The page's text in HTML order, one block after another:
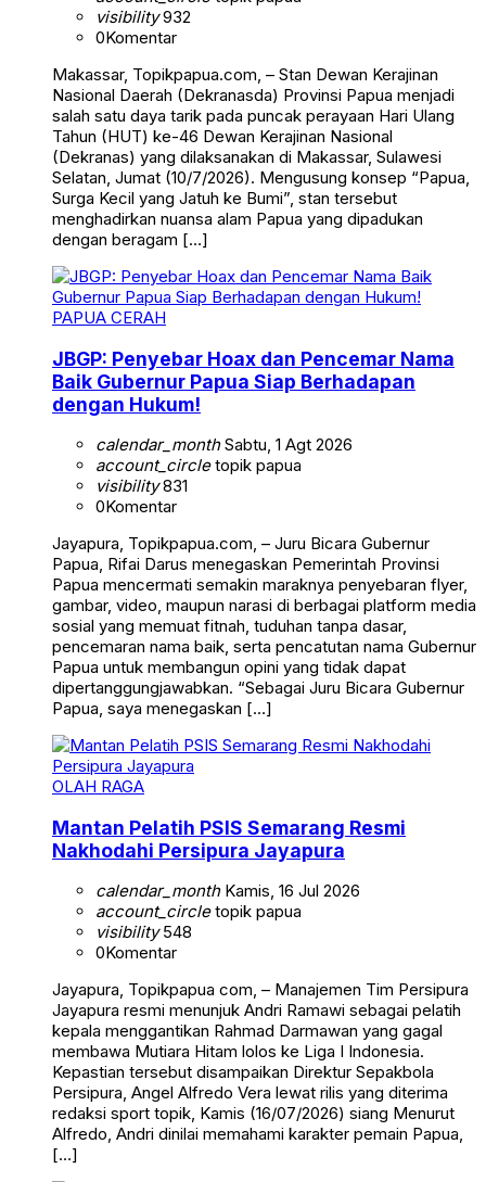
visibility932
0Komentar
Makassar, Topikpapua.com, – Stan Dewan Kerajinan
Nasional Daerah (Dekranasda) Provinsi Papua menjadi
salah satu daya tarik pada puncak perayaan Hari Ulang
Tahun (HUT) ke-46 Dewan Kerajinan Nasional
(Dekranas) yang dilaksanakan di Makassar, Sulawesi
Selatan, Jumat (10/7/2026). Mengusung konsep “Papua,
Surga Kecil yang Jatuh ke Bumi”, stan tersebut
menghadirkan nuansa alam Papua yang dipadukan
dengan beragam […]
PAPUA CERAH
JBGP: Penyebar Hoax dan Pencemar Nama
Baik Gubernur Papua Siap Berhadapan
dengan Hukum!
calendar_monthSabtu, 1 Agt 2026
account_circletopik papua
visibility831
0Komentar
Jayapura, Topikpapua.com, – Juru Bicara Gubernur
Papua, Rifai Darus menegaskan Pemerintah Provinsi
Papua mencermati semakin maraknya penyebaran flyer,
gambar, video, maupun narasi di berbagai platform media
sosial yang memuat fitnah, tuduhan tanpa dasar,
pencemaran nama baik, serta pencatutan nama Gubernur
Papua untuk membangun opini yang tidak dapat
dipertanggungjawabkan. “Sebagai Juru Bicara Gubernur
Papua, saya menegaskan […]
OLAH RAGA
Mantan Pelatih PSIS Semarang Resmi
Nakhodahi Persipura Jayapura
calendar_monthKamis, 16 Jul 2026
account_circletopik papua
visibility548
0Komentar
Jayapura, Topikpapua com, – Manajemen Tim Persipura
Jayapura resmi menunjuk Andri Ramawi sebagai pelatih
kepala menggantikan Rahmad Darmawan yang gagal
membawa Mutiara Hitam lolos ke Liga I Indonesia.
Kepastian tersebut disampaikan Direktur Sepakbola
Persipura, Angel Alfredo Vera lewat rilis yang diterima
redaksi sport topik, Kamis (16/07/2026) siang Menurut
Alfredo, Andri dinilai memahami karakter pemain Papua,
[…]